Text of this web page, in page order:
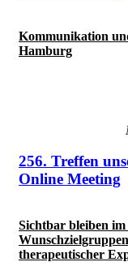
Kommunikation
Hamburg
256. Treffen
Online Meeting
Sichtbar bleiben
therapeutischer